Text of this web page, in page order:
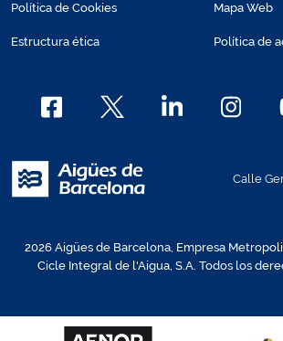
Política de Cookies
Estructura ética
Mapa Web
Política de
Calle
2026 Aigües de Barcelona, Empresa
Cicle Integral de l'Aigua, S.A. Todos los